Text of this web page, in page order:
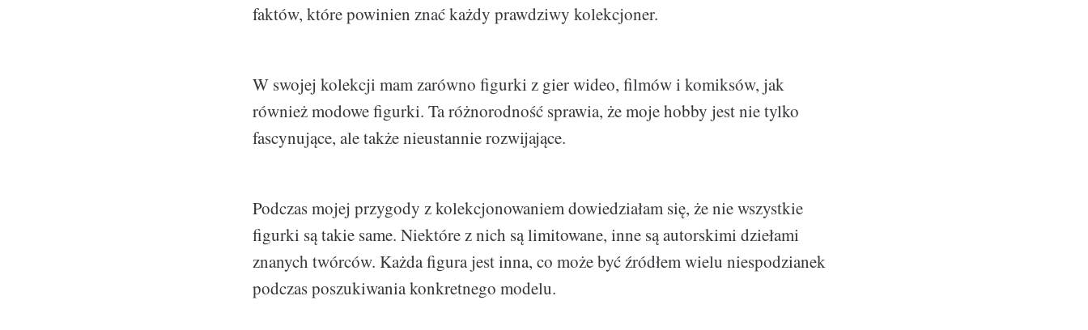
faktów, które powinien znać każdy prawdziwy kolekcjoner.
W swojej kolekcji mam zarówno figurki z gier wideo, filmów i komiksów, jak
również modowe figurki. Ta różnorodność sprawia, że moje hobby jest nie tylko
fascynujące, ale także nieustannie rozwijające.
Podczas mojej przygody z kolekcjonowaniem dowiedziałam się, że nie wszystkie
figurki są takie same. Niektóre z nich są limitowane, inne są autorskimi dziełami
znanych twórców. Każda figura jest inna, co może być źródłem wielu niespodzianek
podczas poszukiwania konkretnego modelu.